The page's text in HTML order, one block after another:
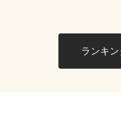
ランキ